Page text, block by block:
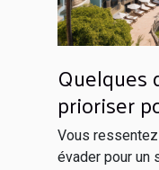
Quelques
prioriser
séjour
Vous
évader pour un